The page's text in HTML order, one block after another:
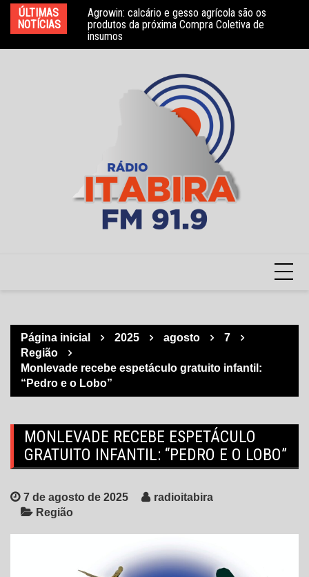
para
conteúdo
ÚLTIMAS
NOTÍCIAS
Agrowin: calcário e gesso agrícola são os
produtos da próxima Compra Coletiva de
insumos
Novo convênio com a Associação Nosso Lar
garante atendimento a crianças com TEA
Página inicial 2025 agosto
7
Região
Monlevade recebe espetáculo gratuito infantil:
“Pedro e o Lobo”
MONLEVADE RECEBE ESPETÁCULO
GRATUITO INFANTIL: “PEDRO E O LOBO”
7 de agosto de 2025
radioitabira
Região